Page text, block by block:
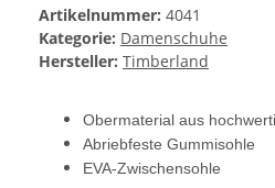
Artikelnummer: 4041
Kategorie: Damenschuhe
Hersteller: Timberland
Obermaterial aus
Abriebfeste Gummisohle
EVA-Zwischensohle